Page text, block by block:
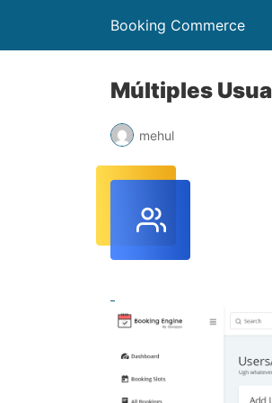
Booking Commerce
Múltiples
mehul